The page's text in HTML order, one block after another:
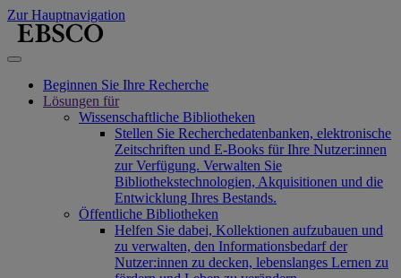
Zur Hauptnavigation
Beginnen Sie Ihre Recherche
Lösungen für
Wissenschaftliche Bibliotheken
Stellen Sie Recherchedatenbanken, elektronische
Zeitschriften und E-Books für Ihre Nutzer:innen
zur Verfügung. Verwalten Sie
Bibliothekstechnologien, Akquisitionen und die
Entwicklung Ihres Bestands.
Öffentliche Bibliotheken
Helfen Sie dabei, Kollektionen aufzubauen und
zu verwalten, den Informationsbedarf der
Nutzer:innen zu decken, lebenslanges Lernen zu